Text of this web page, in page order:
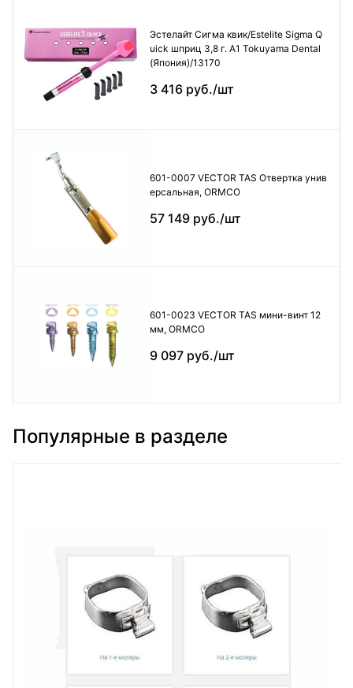
Эстелайт Сигма квик/Estelite Sigma Q
uick шприц 3,8 г. А1 Tokuyama Dental
(Япония)/13170
3 416 руб./шт
601-0007 VECTOR TAS Отвертка унив
ерсальная, ORMCO
57 149 руб./шт
601-0023 VECTOR TAS мини-винт 12
мм, ORMCO
9 097 руб./шт
Популярные в разделе